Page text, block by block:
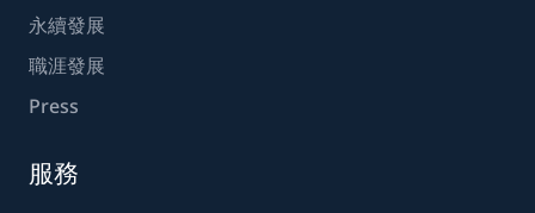
永續發展
職涯發展
Press
服務